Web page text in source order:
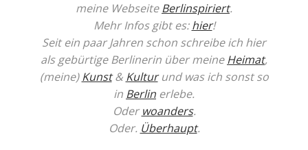
meine WebseiteBerlinspiriert.
Mehr Infos gibt es:hier!
Seit ein paar Jahren schon schreibe ich hier
als gebürtige Berlinerin über meineHeimat,
(meine)Kunst& Kulturund was ich sonst so
in Berlin erlebe.
Oderwoanders.
Oder. Überhaupt.